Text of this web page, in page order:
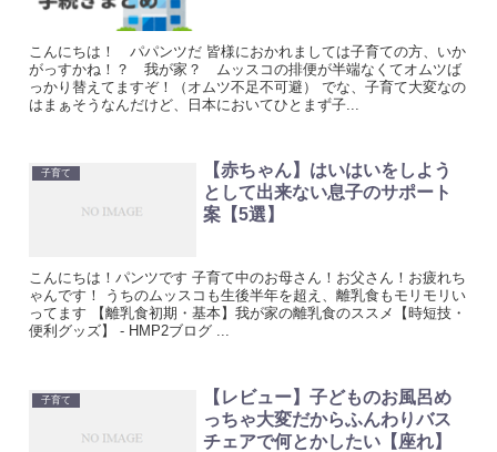
こんにちは！ パパンツだ 皆様におかれましては子育ての方、いか
がっすかね！？ 我が家？ ムッスコの排便が半端なくてオムツば
っかり替えてますぞ！（オムツ不足不可避） でな、子育て大変なの
はまぁそうなんだけど、日本においてひとまず子...
子育て
【赤ちゃん】はいはいをしよう
として出来ない息子のサポート
案【5選】
こんにちは！パンツです 子育て中のお母さん！お父さん！お疲れち
ゃんです！ うちのムッスコも生後半年を超え、離乳食もモリモリい
ってます 【離乳食初期・基本】我が家の離乳食のススメ【時短技・
便利グッズ】 - HMP2ブログ ...
子育て
【レビュー】子どものお風呂め
っちゃ大変だからふんわりバス
チェアで何とかしたい【座れ】